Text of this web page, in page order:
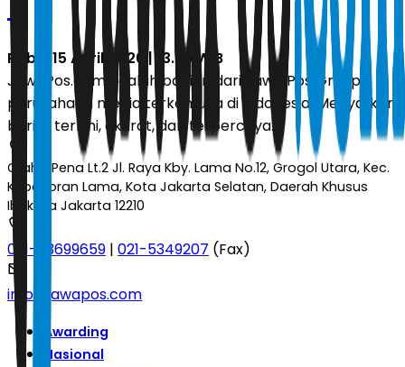
Rabu, 15 April 2026 | 13.39 WIB
JawaPos.com adalah bagian dari Jawa Pos Group,
perusahaan media terkemuka di Indonesia. Menyajikan
berita terkini, akurat, dan terpercaya.
Graha Pena Lt.2 Jl. Raya Kby. Lama No.12, Grogol Utara, Kec.
Kebayoran Lama, Kota Jakarta Selatan, Daerah Khusus
Ibukota Jakarta 12210
021-53699659 | 021-5349207 (Fax)
info@jawapos.com
Awarding
Nasional